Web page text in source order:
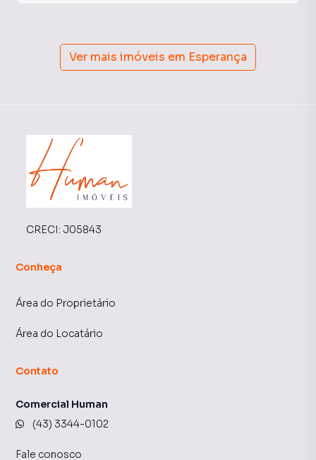
Ver mais imóveis em Esperança
CRECI: J05843
Conheça
Área do Proprietário
Área do Locatário
Contato
Comercial Human
(43) 3344-0102
Fale conosco